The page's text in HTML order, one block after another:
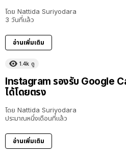
โดย Nattida Suriyodara
3 วันที่แล้ว
อ่านเพิ่มเติม
1.4k ดู
Instagram รองรับ Google
ได้โดยตรง
โดย Nattida Suriyodara
ประมาณหนึ่งเดือนที่แล้ว
อ่านเพิ่มเติม